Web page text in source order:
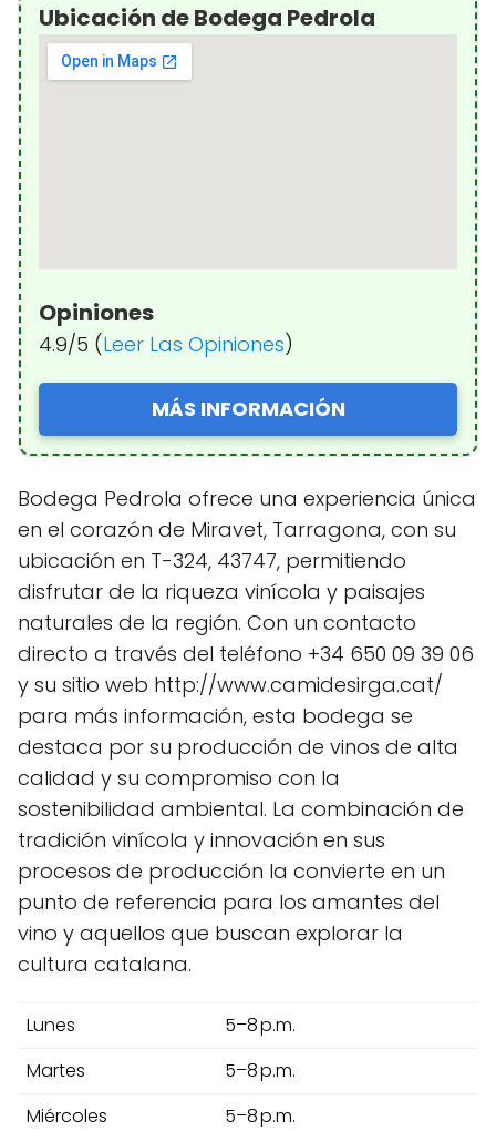
Ubicación de Bodega Pedrola
Opiniones
4.9/5 (Leer Las Opiniones)
MÁS INFORMACIÓN
Bodega Pedrola ofrece una experiencia única
en el corazón de Miravet, Tarragona, con su
ubicación en T-324, 43747, permitiendo
disfrutar de la riqueza vinícola y paisajes
naturales de la región. Con un contacto
directo a través del teléfono +34 650 09 39 06
y su sitio web http://www.camidesirga.cat/
para más información, esta bodega se
destaca por su producción de vinos de alta
calidad y su compromiso con la
sostenibilidad ambiental. La combinación de
tradición vinícola y innovación en sus
procesos de producción la convierte en un
punto de referencia para los amantes del
vino y aquellos que buscan explorar la
cultura catalana.
Lunes
5–8 p.m.
Martes
5–8 p.m.
Miércoles
5–8 p.m.